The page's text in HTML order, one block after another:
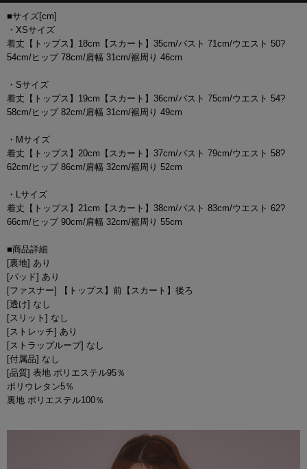
■サイズ[cm]
・XSサイズ
着丈【トップス】18cm【スカート】35cm/バスト 71cm/ウエスト 50?
54cm/ヒップ 78cm/肩幅 31cm/裾周り 46cm
・Sサイズ
着丈【トップス】19cm【スカート】36cm/バスト 75cm/ウエスト 54?
58cm/ヒップ 82cm/肩幅 31cm/裾周り 49cm
・Mサイズ
着丈【トップス】20cm【スカート】37cm/バスト 79cm/ウエスト 58?
62cm/ヒップ 86cm/肩幅 32cm/裾周り 52cm
・Lサイズ
着丈【トップス】21cm【スカート】38cm/バスト 83cm/ウエスト 62?
66cm/ヒップ 90cm/肩幅 32cm/裾周り 55cm
■商品詳細
[裏地] あり
[パッド] あり
[ファスナー] 【トップス】前【スカート】後ろ
[透け] なし
[スリット] なし
[ストレッチ] あり
[ストラップループ] なし
[付属品] なし
[品質] 表地 ポリエステル95％
ポリウレタン5％
裏地 ポリエステル100％